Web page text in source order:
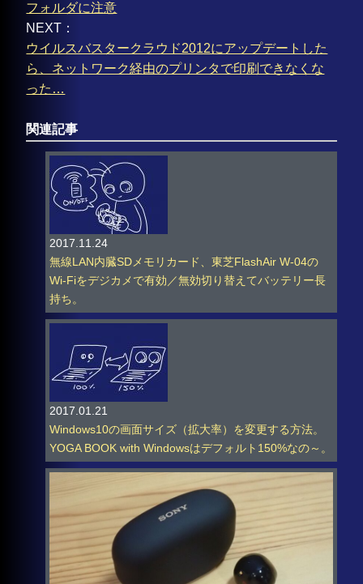
フォルダに注意
NEXT：
ウイルスバスタークラウド2012にアップデートした
ら、ネットワーク経由のプリンタで印刷できなくな
った…
関連記事
2017.11.24
無線LAN内臓SDメモリカード、東芝FlashAir W-04の
Wi-Fiをデジカメで有効／無効切り替えてバッテリー長
持ち。
2017.01.21
Windows10の画面サイズ（拡大率）を変更する方法。
YOGA BOOK with Windowsはデフォルト150%なの～。